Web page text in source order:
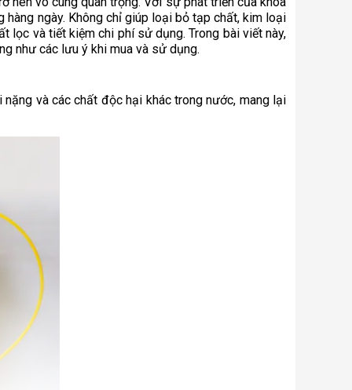
ngày. Không chỉ giúp loại bỏ tạp chất, kim loại
lọc và tiết kiệm chi phí sử dụng. Trong bài viết này,
như các lưu ý khi mua và sử dụng.
và các chất độc hại khác trong nước, mang lại